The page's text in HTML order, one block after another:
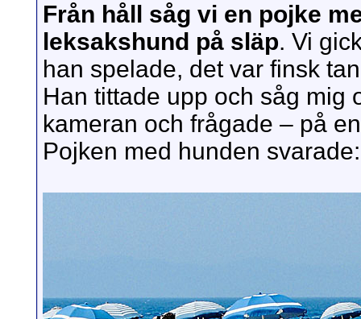
Från håll såg vi en pojke
leksakshund på släp. Vi
han spelade, det var finsk
Han tittade upp och såg mig
kameran och frågade – på
Pojken med hunden